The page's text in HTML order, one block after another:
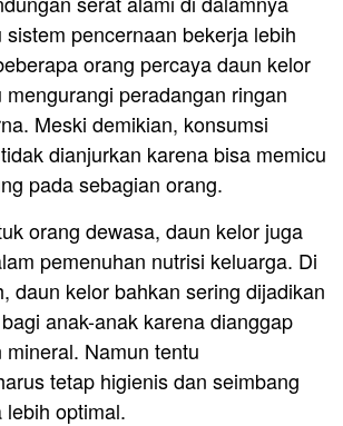
pencernaan bekerja lebih
orang percaya daun kelor
peradangan ringan
Meski demikian, konsumsi
dianjurkan karena bisa memicu
pada sebagian orang.
orang dewasa, daun kelor juga
pemenuhan nutrisi keluarga. Di
daun kelor bahkan sering dijadikan
anak-anak karena dianggap
Namun tentu
tetap higienis dan seimbang
optimal.